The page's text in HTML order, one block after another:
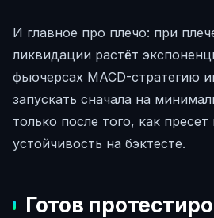
И главное про плечо: при
ликвидации растёт
фьючерсах MACD-стратегию
запускать сначала на
только после того, как пресет
устойчивость на бэктесте.
Готов